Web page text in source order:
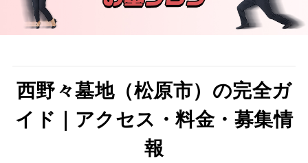
西野々墓地（松原市）の完全ガ
イド｜アクセス・料金・募集情
報